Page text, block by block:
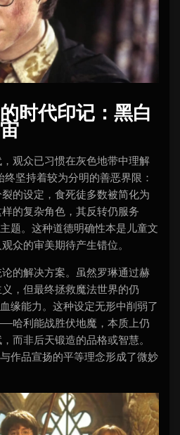
时代印记：黑白
观众已习惯在灰色地带中理解
终坚持着较为分明的善恶界限：
的设定，食死徒多数被简化为
的复杂角色，其反转仍服务
题。这种道德明确性本是儿童文
众的审美期待产生错位。
的解决方案。虽然罗琳通过赫
，但最终拯救魔法世界的仍
缘能力。这种设定无形中削弱了
哈利能战胜伏地魔，本质上仍
而非后天锻造的品格或智慧。
作品宣扬的平等理念形成了微妙